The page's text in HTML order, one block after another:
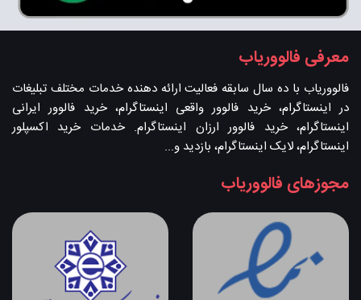
معرفی فالووریاب
فالووریاب با ده سال سابقه فعالیت ارائه دهنده خدمات مختلف تبلیغات
در اینستاگرام، خرید فالوور واقعی اینستاگرام، خرید فالوور ایرانی
اینستاگرام، خرید فالوور ارزان اینستاگرام. خدمات خرید اکسپلور
اینستاگرام، لایک اینستاگرام، بازدید و...
مجوزهای فالووریاب